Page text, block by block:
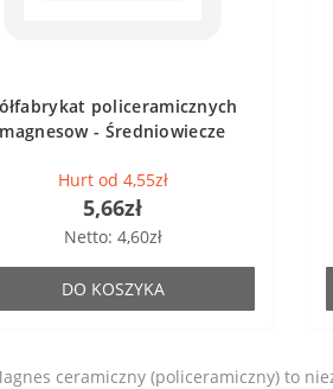
policeramicznych
magnesow - Średniowiecze
Hurt od 4,55zł
5,66zł
Netto: 4,60zł
DO KOSZYKA
ceramiczny (policeramiczny) to